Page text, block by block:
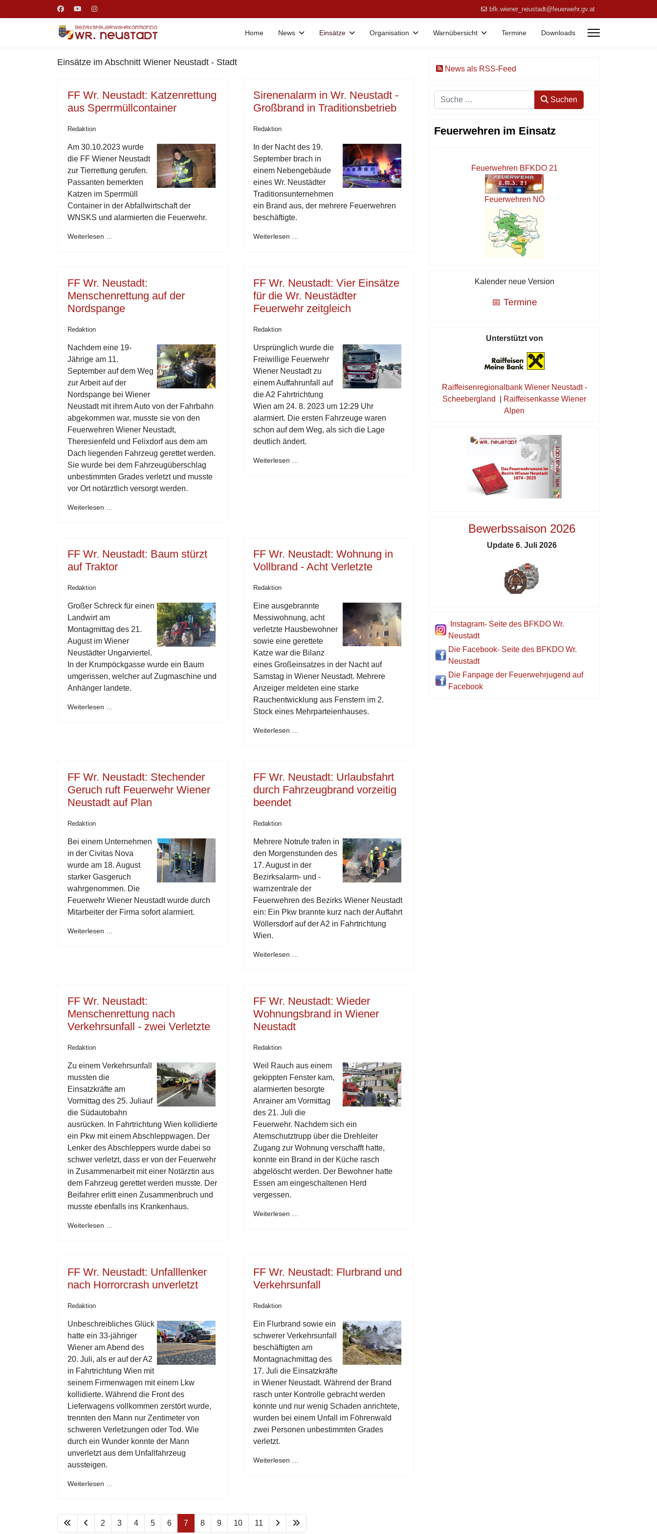
bfk.wiener_neustadt@feuerwehr.gv.at
Home News Einsätze Organisation Warnübersicht Termine Downloads
Einsätze im Abschnitt Wiener Neustadt - Stadt
FF Wr. Neustadt: Katzenrettung
aus Sperrmüllcontainer
Redaktion
Am 30.10.2023 wurde
die FF Wiener Neustadt
zur Tierrettung gerufen.
Passanten bemerkten
Katzen im Sperrmüll
Container in der Abfallwirtschaft der
WNSKS und alarmierten die Feuerwehr.
Weiterlesen …
Sirenenalarm in Wr. Neustadt -
Großbrand in Traditionsbetrieb
Redaktion
In der Nacht des 19.
September brach in
einem Nebengebäude
eines Wr. Neustädter
Traditionsunternehmen
ein Brand aus, der mehrere Feuerwehren
beschäftigte.
Weiterlesen …
FF Wr. Neustadt:
Menschenrettung auf der
Nordspange
Redaktion
Nachdem eine 19-
Jährige am 11.
September auf dem Weg
zur Arbeit auf der
Nordspange bei Wiener
Neustadt mit ihrem Auto von der Fahrbahn
abgekommen war, musste sie von den
Feuerwehren Wiener Neustadt,
Theresienfeld und Felixdorf aus dem am
Dach liegenden Fahrzeug gerettet werden.
Sie wurde bei dem Fahrzeugüberschlag
unbestimmten Grades verletzt und musste
vor Ort notärztlich versorgt werden.
Weiterlesen …
FF Wr. Neustadt: Vier Einsätze
für die Wr. Neustädter
Feuerwehr zeitgleich
Redaktion
Ursprünglich wurde die
Freiwillige Feuerwehr
Wiener Neustadt zu
einem Auffahrunfall auf
die A2 Fahrtrichtung
Wien am 24. 8. 2023 um 12:29 Uhr
alarmiert. Die ersten Fahrzeuge waren
schon auf dem Weg, als sich die Lage
deutlich ändert.
Weiterlesen …
FF Wr. Neustadt: Baum stürzt
auf Traktor
Redaktion
Großer Schreck für einen
Landwirt am
Montagmittag des 21.
August im Wiener
Neustädter Ungarviertel.
In der Krumpöckgasse wurde ein Baum
umgerissen, welcher auf Zugmaschine und
Anhänger landete.
Weiterlesen …
FF Wr. Neustadt: Wohnung in
Vollbrand - Acht Verletzte
Redaktion
Eine ausgebrannte
Messiwohnung, acht
verletzte Hausbewohner
sowie eine gerettete
Katze war die Bilanz
eines Großeinsatzes in der Nacht auf
Samstag in Wiener Neustadt. Mehrere
Anzeiger meldeten eine starke
Rauchentwicklung aus Fenstern im 2.
Stock eines Mehrparteienhauses.
Weiterlesen …
FF Wr. Neustadt: Stechender
Geruch ruft Feuerwehr Wiener
Neustadt auf Plan
Redaktion
Bei einem Unternehmen
in der Civitas Nova
wurde am 18. August
starker Gasgeruch
wahrgenommen. Die
Feuerwehr Wiener Neustadt wurde durch
Mitarbeiter der Firma sofort alarmiert.
Weiterlesen …
FF Wr. Neustadt: Urlaubsfahrt
durch Fahrzeugbrand vorzeitig
beendet
Redaktion
Mehrere Notrufe trafen in
den Morgenstunden des
17. August in der
Bezirksalarm- und -
warnzentrale der
Feuerwehren des Bezirks Wiener Neustadt
ein: Ein Pkw brannte kurz nach der Auffahrt
Wöllersdorf auf der A2 in Fahrtrichtung
Wien.
Weiterlesen …
FF Wr. Neustadt:
Menschenrettung nach
Verkehrsunfall - zwei Verletzte
Redaktion
Zu einem Verkehrsunfall
mussten die
Einsatzkräfte am
Vormittag des 25. Juliauf
die Südautobahn
ausrücken. In Fahrtrichtung Wien kollidierte
ein Pkw mit einem Abschleppwagen. Der
Lenker des Abschleppers wurde dabei so
schwer verletzt, dass er von der Feuerwehr
in Zusammenarbeit mit einer Notärztin aus
dem Fahrzeug gerettet werden musste. Der
Beifahrer erlitt einen Zusammenbruch und
musste ebenfalls ins Krankenhaus.
Weiterlesen …
FF Wr. Neustadt: Wieder
Wohnungsbrand in Wiener
Neustadt
Redaktion
Weil Rauch aus einem
gekippten Fenster kam,
alarmierten besorgte
Anrainer am Vormittag
des 21. Juli die
Feuerwehr. Nachdem sich ein
Atemschutztrupp über die Drehleiter
Zugang zur Wohnung verschafft hatte,
konnte ein Brand in der Küche rasch
abgelöscht werden. Der Bewohner hatte
Essen am eingeschaltenen Herd
vergessen.
Weiterlesen …
FF Wr. Neustadt: Unfalllenker
nach Horrorcrash unverletzt
Redaktion
Unbeschreibliches Glück
hatte ein 33-jähriger
Wiener am Abend des
20. Juli, als er auf der A2
in Fahrtrichtung Wien mit
seinem Firmenwagen mit einem Lkw
kollidierte. Während die Front des
Lieferwagens vollkommen zerstört wurde,
trennten den Mann nur Zentimeter von
schweren Verletzungen oder Tod. Wie
durch ein Wunder konnte der Mann
unverletzt aus dem Unfallfahrzeug
aussteigen.
Weiterlesen …
FF Wr. Neustadt: Flurbrand und
Verkehrsunfall
Redaktion
Ein Flurbrand sowie ein
schwerer Verkehrsunfall
beschäftigten am
Montagnachmittag des
17. Juli die Einsatzkräfte
in Wiener Neustadt. Während der Brand
rasch unter Kontrolle gebracht werden
konnte und nur wenig Schaden anrichtete,
wurden bei einem Unfall im Föhrenwald
zwei Personen unbestimmten Grades
verletzt.
Weiterlesen …
2 3 4 5 6 7 8 9 10 11
News als RSS-Feed
Suchen Suchen
Feuerwehren im Einsatz
Feuerwehren BFKDO 21
Feuerwehren NÖ
Kalender neue Version
📅 Termine
Unterstützt von
Raiffeisenregionalbank Wiener Neustadt -
Scheebergland
Raiffeisenkasse Wiener
Alpen
Bewerbssaison 2026
Update 6. Juli 2026
Instagram- Seite des BFKDO Wr.
Neustadt
Die Facebook- Seite des BFKDO Wr.
Neustadt
Die Fanpage der Feuerwehrjugend auf
Facebook